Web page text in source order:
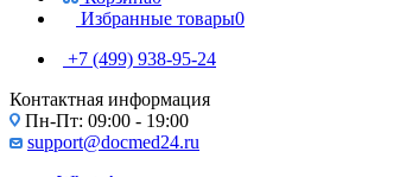
Избранные товары0
+7 (499) 938-95-24
Контактная информация
Пн-Пт: 09:00 - 19:00
support@docmed24.ru